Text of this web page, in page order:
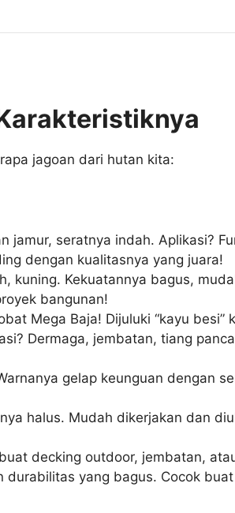
jagoan dari hutan kita:
jamur, seratnya indah. Aplikasi?
dengan kualitasnya yang juara!
kuning. Kekuatannya bagus,
bangunan!
Mega Baja! Dijuluki “kayu
Dermaga, jembatan, tiang
gelap keunguan dengan
halus. Mudah dikerjakan dan
decking outdoor, jembatan,
yang bagus. Cocok